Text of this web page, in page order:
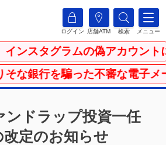
ログイン 店舗ATM 検索 メニュー
ンスタグラムの偽アカウント
な銀行を騙った不審な電子メ
ンドラップ投資一任
改定のお知らせ